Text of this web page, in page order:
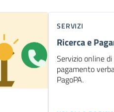
SERVIZI
Ricerca e
Servizio online
pagamento
PagoPA.